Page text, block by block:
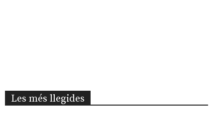
Les més llegides